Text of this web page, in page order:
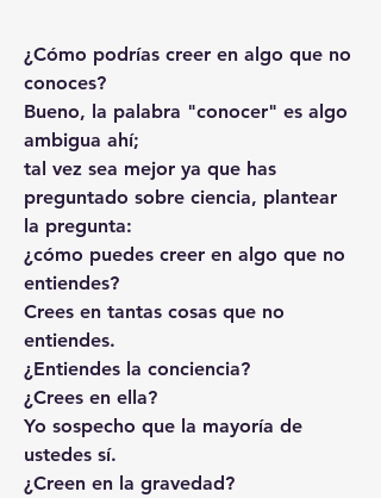
¿Cómo podrías creer en algo que no
conoces?
Bueno, la palabra "conocer" es algo
ambigua ahí;
tal vez sea mejor ya que has
preguntado sobre ciencia, plantear
la pregunta:
¿cómo puedes creer en algo que no
entiendes?
Crees en tantas cosas que no
entiendes.
¿Entiendes la conciencia?
¿Crees en ella?
Yo sospecho que la mayoría de
ustedes sí.
¿Creen en la gravedad?